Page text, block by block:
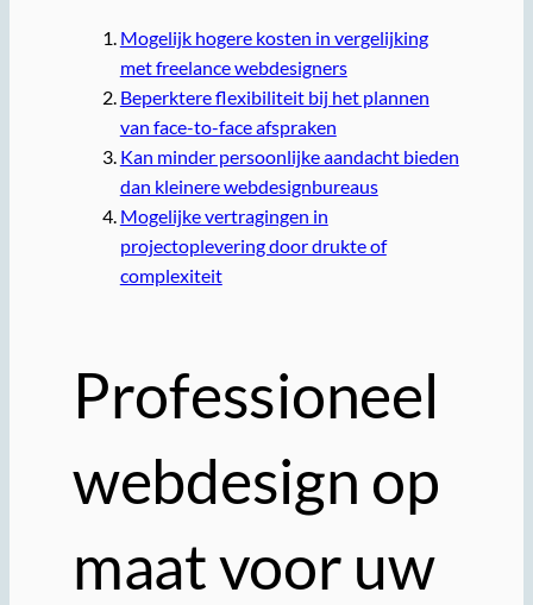
Mogelijk hogere kosten in vergelijking
met freelance webdesigners
Beperktere flexibiliteit bij het plannen
van face-to-face afspraken
Kan minder persoonlijke aandacht bieden
dan kleinere webdesignbureaus
Mogelijke vertragingen in
projectoplevering door drukte of
complexiteit
Professioneel
webdesign op
maat voor uw